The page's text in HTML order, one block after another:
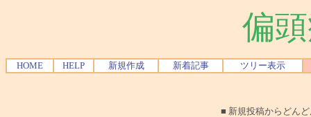
偏
HOME HELP 新規作成 新着記事 ツリー表示
■ 新規投稿からどん